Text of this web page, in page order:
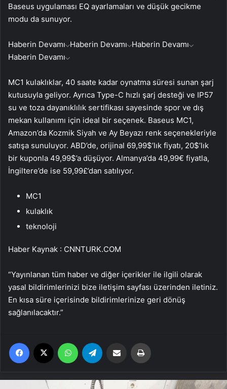
Baseus uygulaması EQ ayarlamaları ve düşük gecikme
modu da sunuyor.
Haberin Devamı Haberin Devamı Haberin Devamı
Haberin Devamı
MC1 kulaklıklar, 40 saate kadar oynatma süresi sunan şarj
kutusuyla geliyor. Ayrıca Type-C hızlı şarj desteği ve IP57
su ve toza dayanıklılık sertifikası sayesinde spor ve dış
mekan kullanımı için ideal bir seçenek. Baseus MC1,
Amazon’da Kozmik Siyah ve Ay Beyazı renk seçenekleriyle
satışa sunuluyor. ABD’de, orijinal 69,99$’lık fiyatı, 20$’lık
bir kuponla 49,99$’a düşüyor. Almanya’da 49,99€ fiyatla,
İngiltere’de ise 59,99£’dan satılıyor.
MC1
kulaklık
teknoloji
Haber Kaynak : CNNTURK.COM
“Yayınlanan tüm haber ve diğer içerikler ile ilgili olarak
yasal bildirimlerinizi bize iletişim sayfası üzerinden iletiniz.
En kısa süre içerisinde bildirimlerinize geri dönüş
sağlanılacaktır.”
Facebook WhatsApp Email'den paylaş